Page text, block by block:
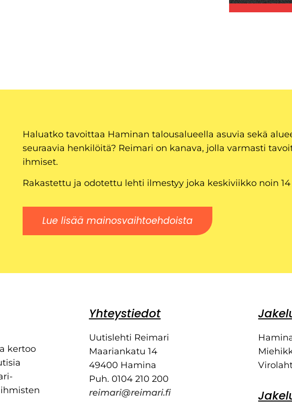
Haluatko tavoittaa Haminan talousalueella asuvia sekä
seuraavia henkilöitä? Reimari on kanava, jolla varmasti
ihmiset.
Rakastettu ja odotettu lehti ilmestyy joka keskiviikko noin
Lue lisää mainosvaihtoehdoista
kertoo
Yhteystiedot
Uutislehti Reimari
Maariankatu 14
49400 Hamina
Puh. 0104 210 200
reimari@reimari.fi